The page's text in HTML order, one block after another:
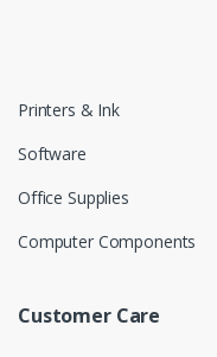
Printers & Ink
Software
Office Supplies
Computer Components
Customer Care